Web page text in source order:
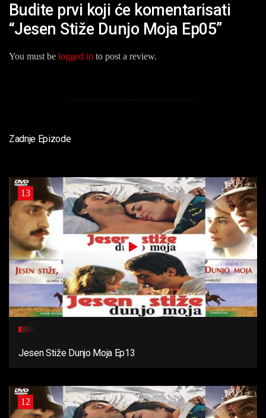
Budite prvi koji će komentarisati
“Jesen Stiže Dunjo Moja Ep05”
You must be logged in to post a review.
Zadnje Epizode
13
Jesen Stiže Dunjo Moja Ep13
12